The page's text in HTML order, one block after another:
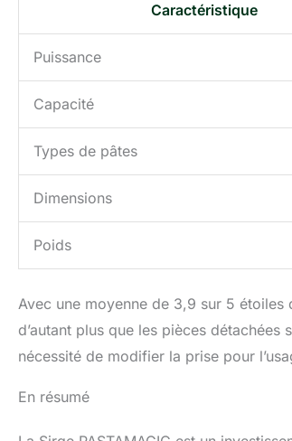
Caractéristique
Puissance
Capacité
Types de pâtes
Dimensions
Poids
Avec une moyenne de 3,9 sur 5
d’autant plus que les pièces
nécessité de modifier la prise pour
En résumé